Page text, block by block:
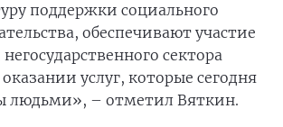
поддержки социального
обеспечивают участие
сектора
услуг, которые сегодня
людьми», – отметил Вяткин.